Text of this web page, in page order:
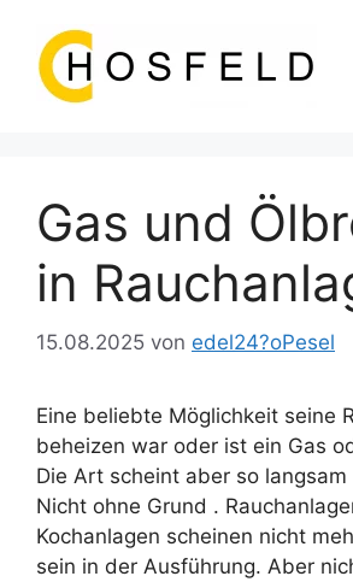
Inhalt
springen
Gas und
in
15.08.2025 von edel24?oPesel
Eine beliebte Möglichkeit seine
beheizen war oder ist ein Gas
Die Art scheint aber so
Nicht ohne Grund .
Kochanlagen scheinen nicht
sein in der Ausführung. Aber